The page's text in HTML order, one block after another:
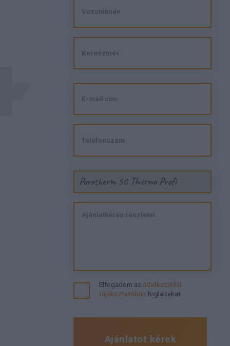
Porotherm 50 Thermo Profi
Elfogadom az adatkezelési
tájékoztatóban foglaltakat
Ajánlatot kérek